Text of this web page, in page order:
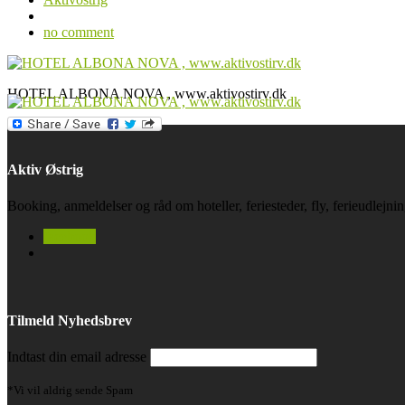
no comment
HOTEL ALBONA NOVA , www.aktivostirv.dk
Aktiv Østrig
Booking, anmeldelser og råd om hoteller, feriesteder, fly,
Tilmeld Nyhedsbrev
Indtast din email adresse
*Vi vil aldrig sende Spam